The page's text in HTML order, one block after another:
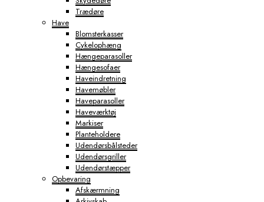
Trædøre
Have
Blomsterkasser
Cykelophæng
Hængeparasoller
Hængesofaer
Haveindretning
Havemøbler
Haveparasoller
Haveværktøj
Markiser
Planteholdere
Udendørsbålsteder
Udendørsgriller
Udendørstæpper
Opbevaring
Afskærmning